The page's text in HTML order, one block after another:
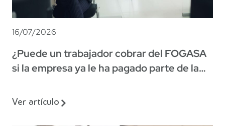
16/07/2026
¿Puede un trabajador cobrar del FOGASA
si la empresa ya le ha pagado parte de la
Ver artículo